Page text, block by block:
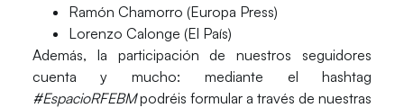
Ramón Chamorro (Europa Press)
Lorenzo Calonge (El País)
Además, la participación denuestros seguidores
cuenta y mucho: mediante el hashtag
#EspacioRFEBMpodréis formular a través de nuestras